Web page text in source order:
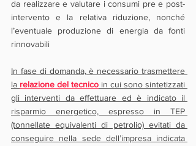
da realizzare e valutare i consumi pre e post-
intervento e la relativa riduzione, nonché
l’eventuale produzione di energia da fonti
rinnovabili
In fase di domanda, è necessario trasmettere
la relazione del tecnico in cui sono sintetizzati
gli interventi da effettuare ed è indicato il
risparmio energetico, espresso in TEP
(tonnellate equivalenti di petrolio) evitati da
conseguire nella sede dell’impresa indicata